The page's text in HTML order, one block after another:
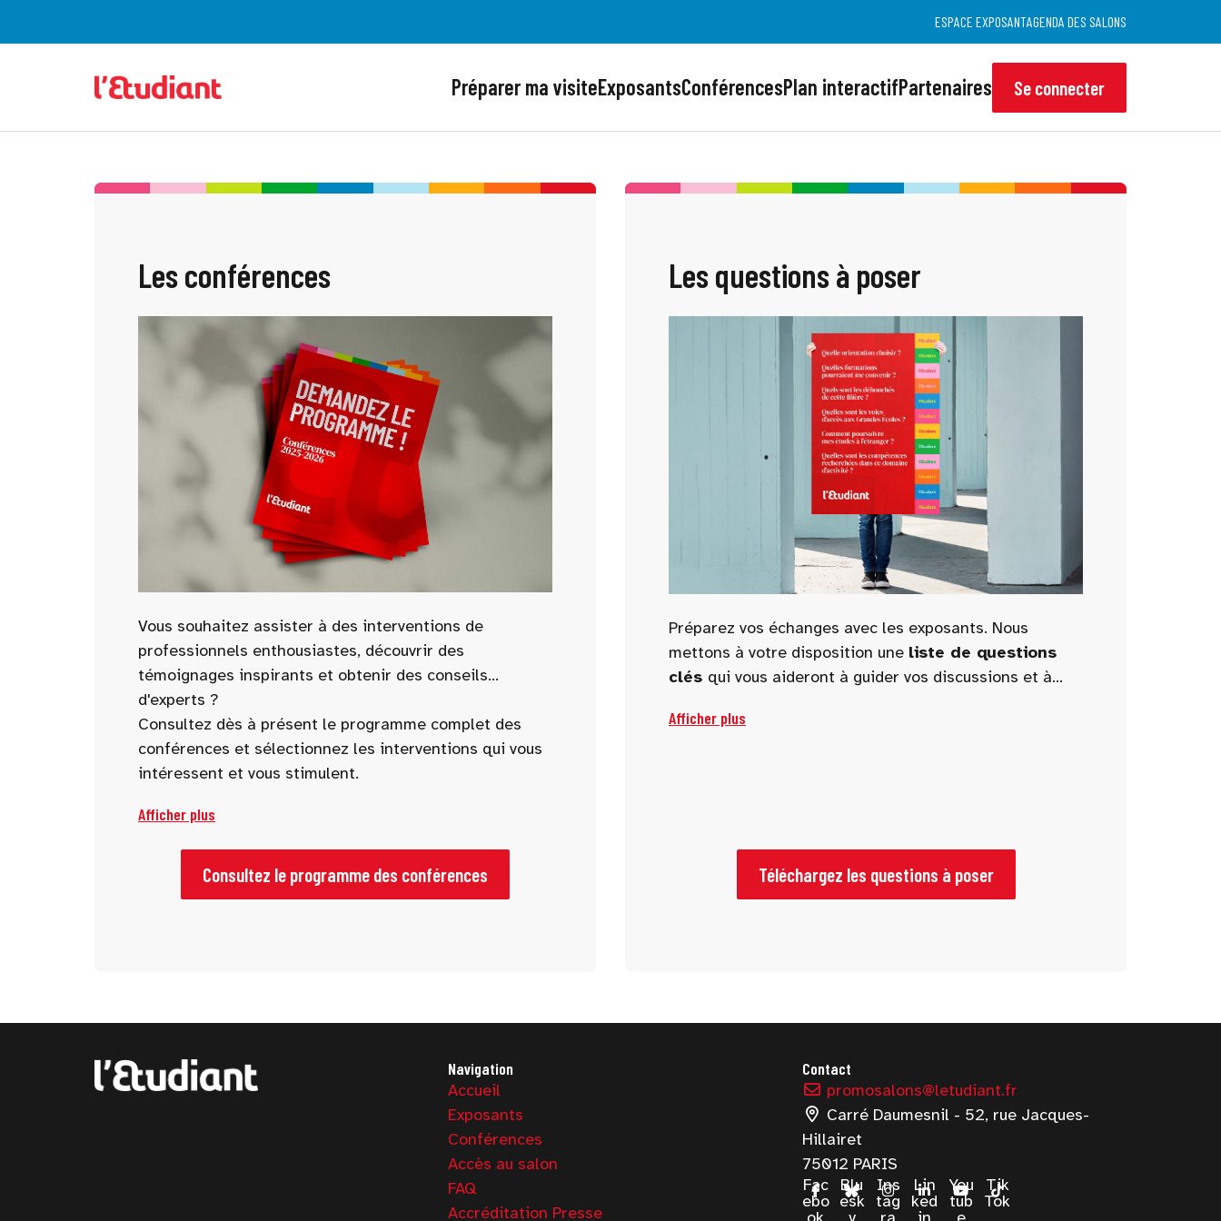
ESPACE EXPOSANTAGENDA DES SALONS
Préparer ma visiteExposantsConférencesPlan interactifPartenaires Se connecter
Les conférences
Vous souhaitez assister à des interventions de
professionnels enthousiastes, découvrir des
témoignages inspirants et obtenir des conseils
d'experts ?
Consultez dès à présent le programme complet des
conférences et sélectionnez les interventions qui vous
intéressent et vous stimulent.
Afficher plus
Consultez le programme des conférences
Les questions à poser
Préparez vos échanges avec les exposants. Nous
mettons à votre disposition une liste de questions
clés qui vous aideront à guider vos discussions et à
orienter vos projets académiques et professionnels.
Afficher plus
Téléchargez les questions à poser
Navigation
Accueil
Exposants
Conférences
Accès au salon
FAQ
Accréditation Presse
Contact
promosalons@letudiant.fr
Carré Daumesnil - 52, rue Jacques-
Hillairet
75012 PARIS
Fac
ebo
Blu
esk
Ins
tag
Lin
ked
You
tub
Tik
Tok